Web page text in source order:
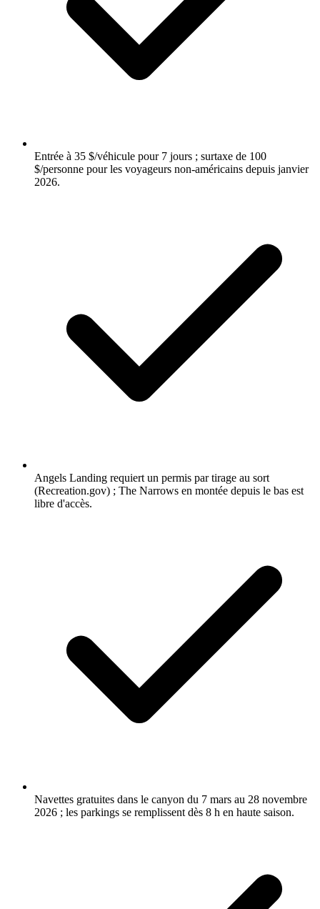
Entrée à 35 $/véhicule pour 7 jours ; surtaxe de 100
$/personne pour les voyageurs non-américains depuis janvier
2026.
Angels Landing requiert un permis par tirage au sort
(Recreation.gov) ; The Narrows en montée depuis le bas est
libre d'accès.
Navettes gratuites dans le canyon du 7 mars au 28 novembre
2026 ; les parkings se remplissent dès 8 h en haute saison.